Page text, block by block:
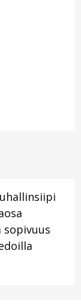
sopivuus